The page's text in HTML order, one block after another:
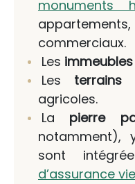
monuments
commerciaux.
Les
Les terrains
agricoles.
La pierre
notamment),
sont
d’assurance vie